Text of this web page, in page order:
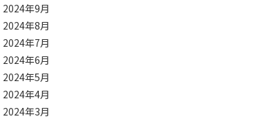
2024年9月
2024年8月
2024年7月
2024年6月
2024年5月
2024年4月
2024年3月